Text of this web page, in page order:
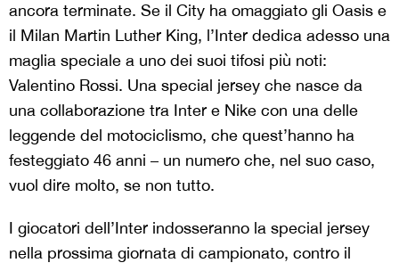
ancora terminate. Se il City ha omaggiato gli Oasis e
il Milan Martin Luther King, l’Inter dedica adesso una
maglia speciale a uno dei suoi tifosi più noti:
Valentino Rossi. Una special jersey che nasce da
una collaborazione tra Inter e Nike con una delle
leggende del motociclismo, che quest’hanno ha
festeggiato 46 anni – un numero che, nel suo caso,
vuol dire molto, se non tutto.
I giocatori dell’Inter indosseranno la special jersey
nella prossima giornata di campionato, contro il